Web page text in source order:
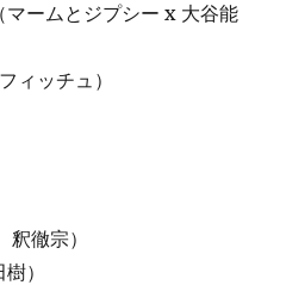
マームとジプシー x 大谷能
ィッチュ）
徹宗）
）